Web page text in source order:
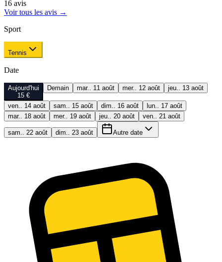
16 avis
Voir tous les avis →
Sport
Tennis
Date
Aujourd'hui
15 €
Demain mar.. 11 août mer.. 12 août jeu.. 13 août
ven.. 14 août sam.. 15 août dim.. 16 août
lun.. 17 août
mar.. 18 août
mer.. 19 août jeu.. 20 août ven.. 21 août
sam.. 22 août dim.. 23 août Autre date